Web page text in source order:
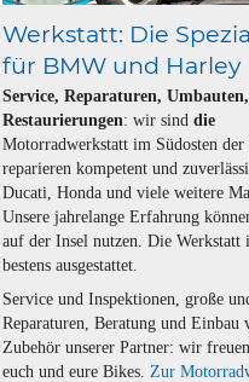
Werkstatt: Die
für BMW und Harley
Service, Reparaturen, Umbauten,
Restaurierungen: wir sinddie
Motorradwerkstatt im Südosten
reparieren kompetent und
Ducati, Honda und viele weitere
Unsere jahrelange Erfahrung
auf der Insel nutzen. Die Werkstatt
bestens ausgestattet.
Service und Inspektionen, große
Reparaturen, Beratung und Einbau
Zubehör unserer Partner: wir
euch und eure Bikes.Zur